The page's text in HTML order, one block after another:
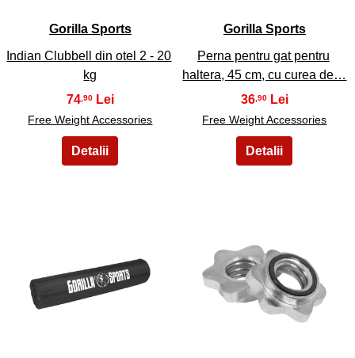
Gorilla Sports
Indian Clubbell din otel 2 - 20
kg
74 ,90
Free Weight Accessories
Gorilla Sports
Perna pentru gat pentru
haltera, 45 cm, cu curea de…
36,90
Free Weight Accessories
11 12